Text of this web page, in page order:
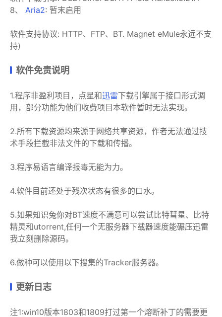
8、 Aria2: 暂末启用
软件支持协议: HTTP、FTP、BT. Magnet eMule永远不支
持)
软件免责说明
1.程序非盈利项目，点星和迅雷下载引擎属于接口形式调
用，部分功能为他们收费项目本软件暂时无法实现。
2.所有下载资源均来源于网络共享资源，作者无法通过技
术手段拦截非法文件的下载和传播。
3.程序易语言编译报毒无能为力。
4.软件目前还处于残次状态有很多的口水。
5.如果知识兔你对BT速度不满意可以尝试比特彗星、比特
精灵和utorrent,任何一个无服务器下载器速度能碾压迅雷
我立刻删除源码。
6.做种可以使用以下搜集的Tracker服务器。
更新日志
注1:win10版本1803和1809打过第一个熔断补丁的需要更